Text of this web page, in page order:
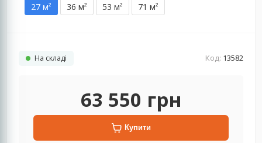
27 м² 36 м² 53 м² 71 м²
На складі Код: 13582
63 550 грн
Купити